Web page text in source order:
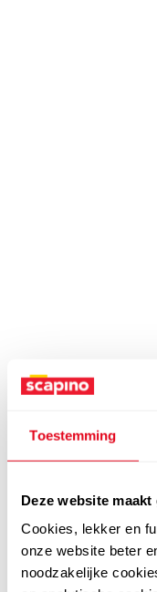
Toestemming
Deze website
Cookies, lekker en
onze website beter
noodzakelijke